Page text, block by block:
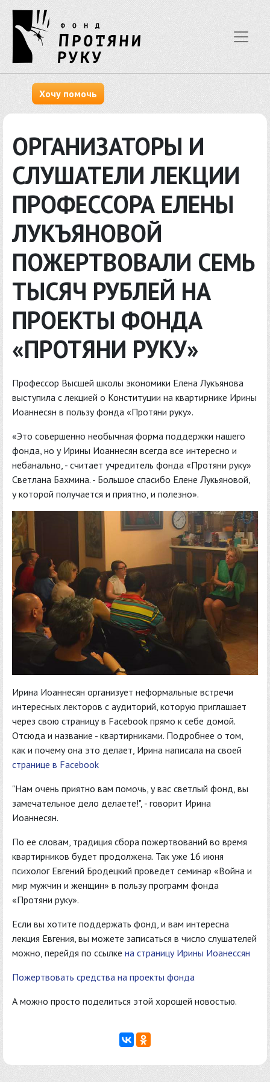
Хочу помочь
ОРГАНИЗАТОРЫ И
СЛУШАТЕЛИ ЛЕКЦИИ
ПРОФЕССОРА ЕЛЕНЫ
ЛУКЪЯНОВОЙ
ПОЖЕРТВОВАЛИ СЕМЬ
ТЫСЯЧ РУБЛЕЙ НА
ПРОЕКТЫ ФОНДА
«ПРОТЯНИ РУКУ»
Профессор Высшей школы экономики Елена Лукъянова
выступила с лекцией о Конституции на квартирнике Ирины
Иоаннесян в пользу фонда «Протяни руку».
«Это совершенно необычная форма поддержки нашего
фонда, но у Ирины Иоаннесян всегда все интересно и
небанально, - считает учредитель фонда «Протяни руку»
Светлана Бахмина. - Большое спасибо Елене Лукьяновой,
у которой получается и приятно, и полезно».
Ирина Иоаннесян организует неформальные встречи
интересных лекторов с аудиторий, которую приглашает
через свою страницу в Facebook прямо к себе домой.
Отсюда и название - квартирниками. Подробнее о том,
как и почему она это делает, Ирина написала на своей
странице в Facebook
"Нам очень приятно вам помочь, у вас светлый фонд, вы
замечательное дело делаете!", - говорит Ирина
Иоаннесян.
По ее словам, традиция сбора пожертвований во время
квартирников будет продолжена. Так уже 16 июня
психолог Евгений Бродецкий проведет семинар «Война и
мир мужчин и женщин» в пользу программ фонда
«Протяни руку».
Если вы хотите поддержать фонд, и вам интересна
лекция Евгения, вы можете записаться в число слушателей
можно, перейдя по ссылке на страницу Ирины Иоанессян
Пожертвовать средства на проекты фонда
А можно просто поделиться этой хорошей новостью.